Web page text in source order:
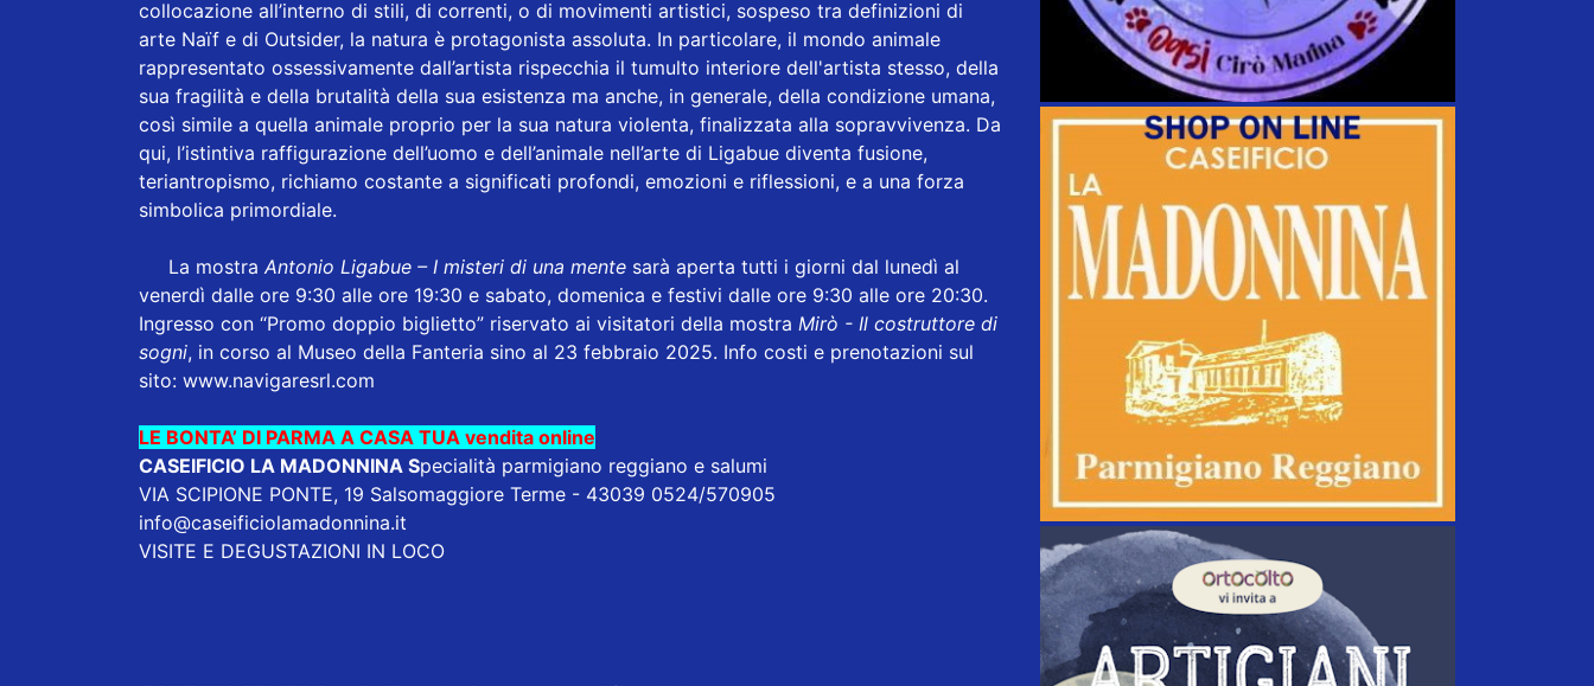
collocazione all’interno di stili, di correnti, o di movimenti artistici, sospeso tra definizioni di
arte Naïf e di Outsider, la natura è protagonista assoluta. In particolare, il mondo animale
rappresentato ossessivamente dall’artista rispecchia il tumulto interiore dell'artista stesso, della
sua fragilità e della brutalità della sua esistenza ma anche, in generale, della condizione umana,
così simile a quella animale proprio per la sua natura violenta, finalizzata alla sopravvivenza. Da
qui, l’istintiva raffigurazione dell’uomo e dell’animale nell’arte di Ligabue diventa fusione,
teriantropismo, richiamo costante a significati profondi, emozioni e riflessioni, e a una forza
simbolica primordiale.
La mostra Antonio Ligabue – I misteri di una mente sarà aperta tutti i giorni dal lunedì al
venerdì dalle ore 9:30 alle ore 19:30 e sabato, domenica e festivi dalle ore 9:30 alle ore 20:30.
Ingresso con “Promo doppio biglietto” riservato ai visitatori della mostra Mirò - Il costruttore di
sogni, in corso al Museo della Fanteria sino al 23 febbraio 2025. Info costi e prenotazioni sul
sito: www.navigaresrl.com
LE BONTA’ DI PARMA A CASA TUA vendita online
CASEIFICIO LA MADONNINA Specialità parmigiano reggiano e salumi
VIA SCIPIONE PONTE, 19 Salsomaggiore Terme - 43039 0524/570905
info@caseificiolamadonnina.it
VISITE E DEGUSTAZIONI IN LOCO